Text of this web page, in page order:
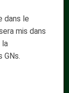
dans le
mis dans
la
GNs.